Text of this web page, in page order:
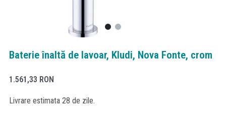
Baterie înaltă de lavoar, Kludi, Nova Fonte, crom
1.561,33 RON
Livrare estimata 28 de zile.